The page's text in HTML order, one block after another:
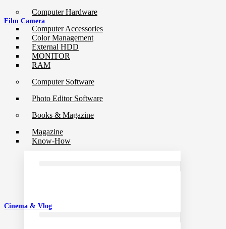
Computer Hardware
Computer Accessories
Color Management
External HDD
MONITOR
RAM
Computer Software
Photo Editor Software
Books & Magazine
Magazine
Know-How
Film Camera
Cinema & Vlog